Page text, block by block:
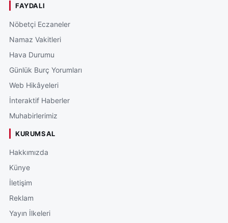
FAYDALI
Nöbetçi Eczaneler
Namaz Vakitleri
Hava Durumu
Günlük Burç Yorumları
Web Hikâyeleri
İnteraktif Haberler
Muhabirlerimiz
KURUMSAL
Hakkımızda
Künye
İletişim
Reklam
Yayın İlkeleri